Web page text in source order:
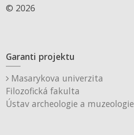
© 2026
Garanti projektu
Masarykova univerzita
Filozofická fakulta
Ústav archeologie a muzeologie